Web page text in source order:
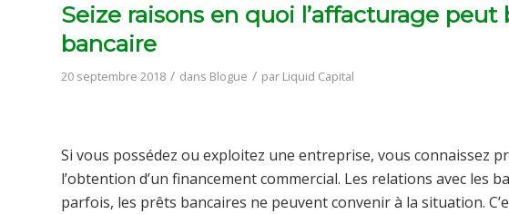
Seize raisons en quoi l’affacturage
bancaire
20 septembre 2018 / dans Blogue / par Liquid Capital
Si vous possédez ou exploitez une entreprise, vous connaissez
l’obtention d’un financement commercial. Les relations avec les
parfois, les prêts bancaires ne peuvent convenir à la situation.